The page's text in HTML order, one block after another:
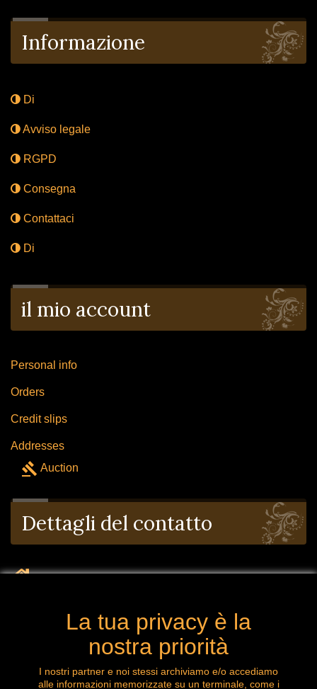
Informazione
Di
Avviso legale
RGPD
Consegna
Contattaci
Di
il mio account
Personal info
Orders
Credit slips
Addresses
gavel Auction
Dettagli del contatto
mail: labrocanteenligne@outlook.com
Chiamaci ora: 0032 (0) 496.288.777
La tua privacy è la
nostra priorità
I nostri partner e noi stessi archiviamo e/o accediamo
alle informazioni memorizzate su un terminale, come i